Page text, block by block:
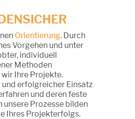
Orientierung. Durch
Vorgehen und unter
individuell
Methoden
Ihre Projekte.
erfolgreicher Einsatz
und deren feste
unsere Prozesse bilden
Ihres Projekterfolgs.